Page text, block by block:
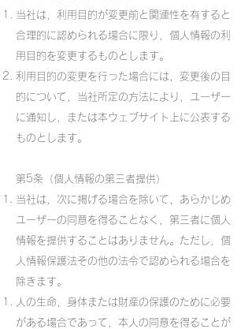
当社は，利用目的が変更前と関連性を有すると
合理的に認められる場合に限り，個人情報の利
用目的を変更するものとします。
利用目的の変更を行った場合には，変更後の目
的について，当社所定の方法により，ユーザー
に通知し，または本ウェブサイト上に公表する
ものとします。
第5条（個人情報の第三者提供）
当社は，次に掲げる場合を除いて，あらかじめ
ユーザーの同意を得ることなく，第三者に個人
情報を提供することはありません。ただし，個
人情報保護法その他の法令で認められる場合を
除きます。
人の生命，身体または財産の保護のために必要
がある場合であって，本人の同意を得ることが